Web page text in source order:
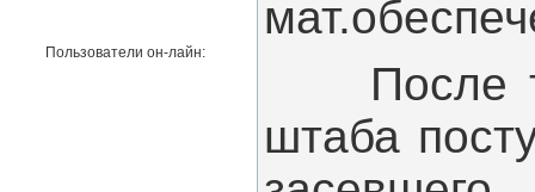
Пользователи он-лайн:
После
штаба